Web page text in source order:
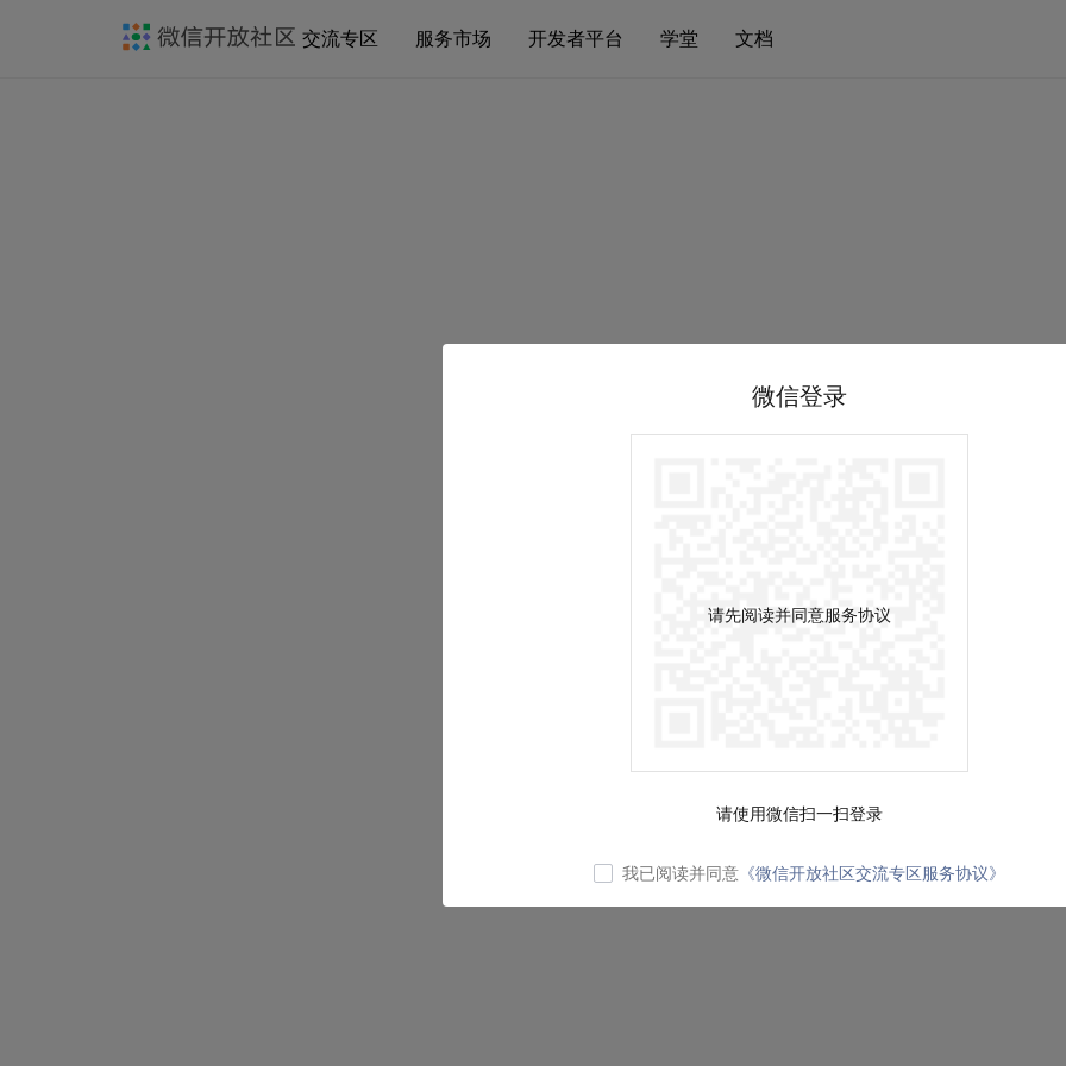
交流专区 服务市场 开发者平台 学堂 文档
微信登录
请先阅读并同意服务协议
请使用微信扫一扫登录
我已阅读并同意 《微信开放社区交流专区服务协议》